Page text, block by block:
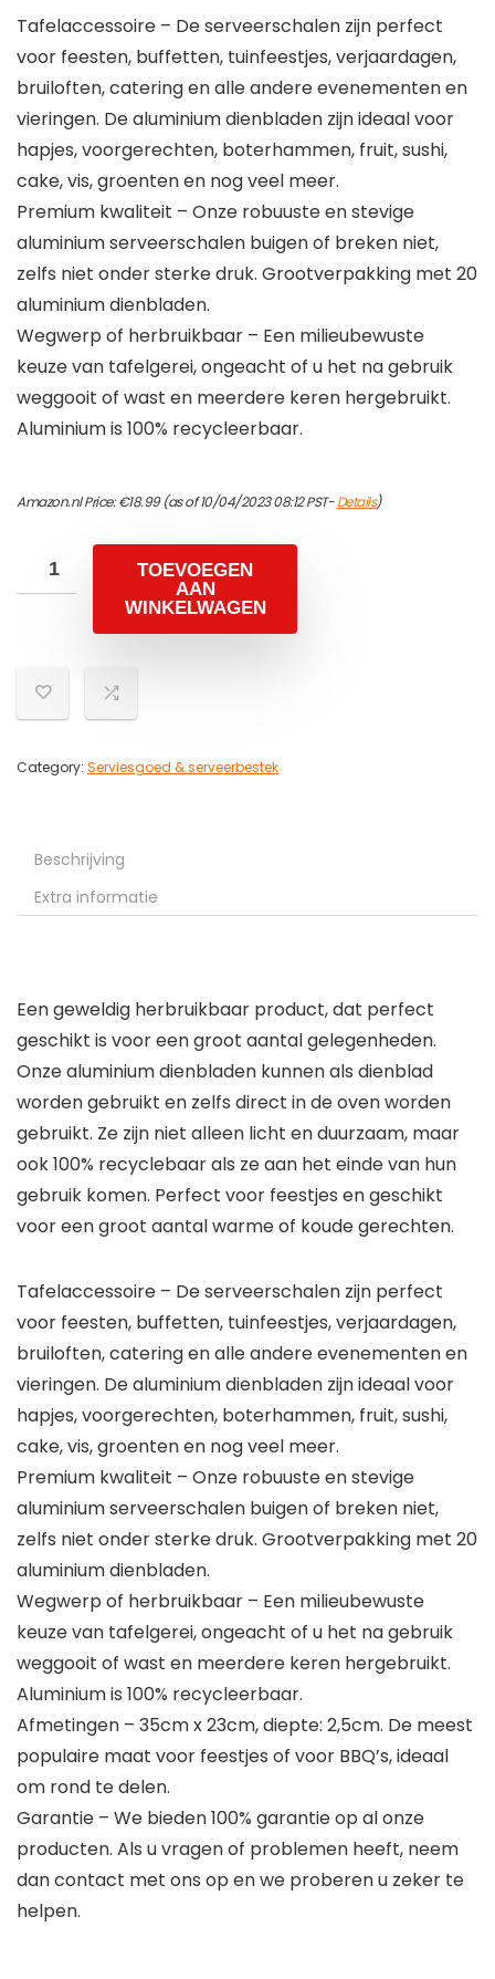
Tafelaccessoire – De serveerschalen zijn perfect
voor feesten, buffetten, tuinfeestjes, verjaardagen,
bruiloften, catering en alle andere evenementen en
vieringen. De aluminium dienbladen zijn ideaal voor
hapjes, voorgerechten, boterhammen, fruit, sushi,
cake, vis, groenten en nog veel meer.
Premium kwaliteit – Onze robuuste en stevige
aluminium serveerschalen buigen of breken niet,
zelfs niet onder sterke druk. Grootverpakking met 20
aluminium dienbladen.
Wegwerp of herbruikbaar – Een milieubewuste
keuze van tafelgerei, ongeacht of u het na gebruik
weggooit of wast en meerdere keren hergebruikt.
Aluminium is 100% recycleerbaar.
Amazon.nl Price:€18.99(as of 10/04/2023 08:12 PST-Details)
TOEVOEGEN
AAN
WINKELWAGEN
Category: Serviesgoed & serveerbestek
Beschrijving
Extra informatie
Een geweldig herbruikbaar product, dat perfect
geschikt is voor een groot aantal gelegenheden.
Onze aluminium dienbladen kunnen als dienblad
worden gebruikt en zelfs direct in de oven worden
gebruikt. Ze zijn niet alleen licht en duurzaam, maar
ook 100% recyclebaar als ze aan het einde van hun
gebruik komen. Perfect voor feestjes en geschikt
voor een groot aantal warme of koude gerechten.
Tafelaccessoire – De serveerschalen zijn perfect
voor feesten, buffetten, tuinfeestjes, verjaardagen,
bruiloften, catering en alle andere evenementen en
vieringen. De aluminium dienbladen zijn ideaal voor
hapjes, voorgerechten, boterhammen, fruit, sushi,
cake, vis, groenten en nog veel meer.
Premium kwaliteit – Onze robuuste en stevige
aluminium serveerschalen buigen of breken niet,
zelfs niet onder sterke druk. Grootverpakking met 20
aluminium dienbladen.
Wegwerp of herbruikbaar – Een milieubewuste
keuze van tafelgerei, ongeacht of u het na gebruik
weggooit of wast en meerdere keren hergebruikt.
Aluminium is 100% recycleerbaar.
Afmetingen – 35cm x 23cm, diepte: 2,5cm. De meest
populaire maat voor feestjes of voor BBQ’s, ideaal
om rond te delen.
Garantie – We bieden 100% garantie op al onze
producten. Als u vragen of problemen heeft, neem
dan contact met ons op en we proberen u zeker te
helpen.